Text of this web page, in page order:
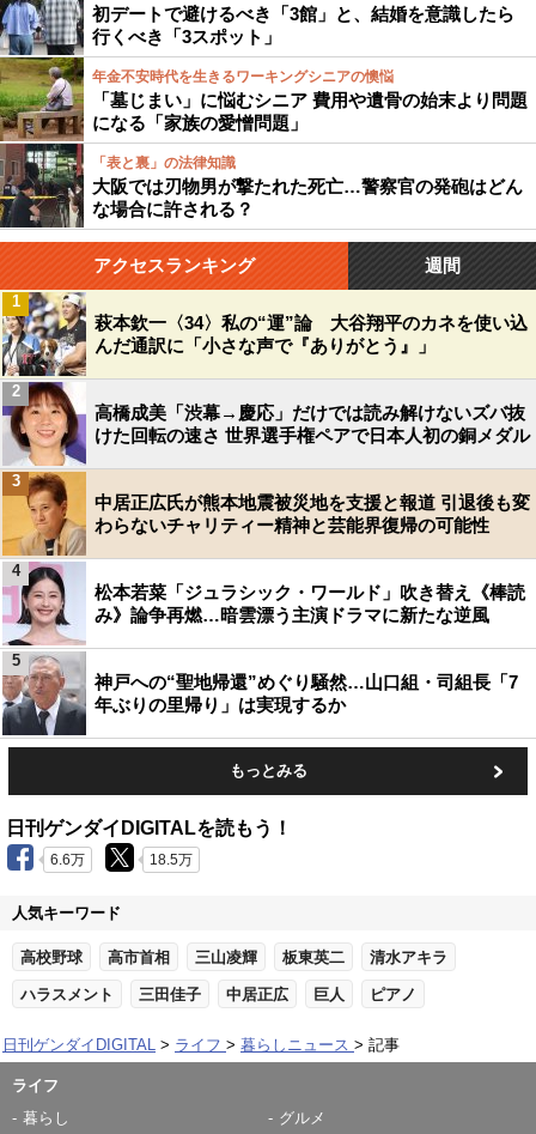
初デートで避けるべき「3館」と、結婚を意識したら
行くべき「3スポット」
年金不安時代を生きるワーキングシニアの懊悩
「墓じまい」に悩むシニア 費用や遺骨の始末より問題
になる「家族の愛憎問題」
「表と裏」の法律知識
大阪では刃物男が撃たれた死亡…警察官の発砲はどん
な場合に許される？
アクセスランキング 週間
萩本欽一〈34〉私の“運”論 大谷翔平のカネを使い込
んだ通訳に「小さな声で『ありがとう』」
1
高橋成美「渋幕→慶応」だけでは読み解けないズバ抜
けた回転の速さ 世界選手権ペアで日本人初の銅メダル
2
中居正広氏が熊本地震被災地を支援と報道 引退後も変
わらないチャリティー精神と芸能界復帰の可能性
3
松本若菜「ジュラシック・ワールド」吹き替え《棒読
み》論争再燃…暗雲漂う主演ドラマに新たな逆風
4
神戸への“聖地帰還”めぐり騒然…山口組・司組長「7
年ぶりの里帰り」は実現するか
5
もっとみる
日刊ゲンダイDIGITALを読もう！
6.6万 18.5万
人気キーワード
高校野球 高市首相 三山凌輝 板東英二 清水アキラ
ハラスメント 三田佳子 中居正広 巨人 ピアノ
日刊ゲンダイDIGITAL ライフ 暮らしニュース 記事
ライフ
暮らし
グルメ